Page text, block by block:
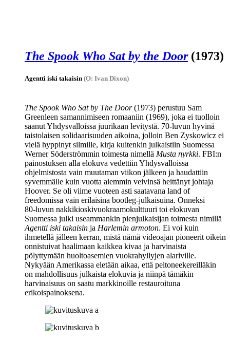
The Spook Who Sat by the Door(1973)
Agentti iski takaisin (O: Ivan Dixon)
The Spook Who Sat by The Door(1973) perustuu Sam
Greenleen samannimiseen romaaniin (1969), joka ei tuolloin
saanut Yhdysvalloissa juurikaan levitystä. 70‑luvun hyvinä
taistolaisen solidaarisuuden aikoina, jolloin Ben Zyskowicz ei
vielä hyppinyt silmille, kirja kuitenkin julkaistiin Suomessa
Werner Söderströmmin toimesta nimellä Musta nyrkki. FBI:n
painostuksen alla elokuva vedettiin Yhdysvalloissa
ohjelmistosta vain muutaman viikon jälkeen ja haudattiin
syvemmälle kuin vuotta aiemmin veivinsä heittänyt johtaja
Hoover. Se oli viime vuoteen asti saatavana land of
freedomissa vain erilaisina bootleg-julkaisuina. Onneksi
80‑luvun nakkikioskivuokraamokulttuuri toi elokuvan
Suomessa julki useammankin pienjulkaisijan toimesta nimillä
Agentti iski takaisin ja Harlemin armoton. Ei voi kuin
ihmetellä jälleen kerran, mistä nämä videoajan pioneerit oikein
onnistuivat haalimaan kaikkea kivaa ja harvinaista
pölyttymään huoltoasemien vuokrahyllyjen alariville.
Nykyään Amerikassa eletään aikaa, että peltoneekereilläkin
on mahdollisuus julkaista elokuvia ja niinpä tämäkin
harvinaisuus on saatu markkinoille restauroituna
erikoispainoksena.